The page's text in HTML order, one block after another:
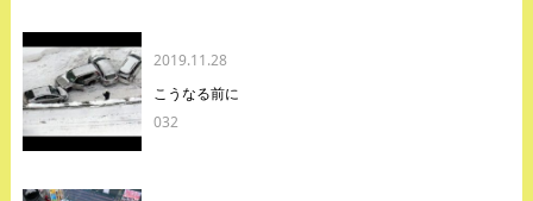
2019.11.28
こうなる前に
032